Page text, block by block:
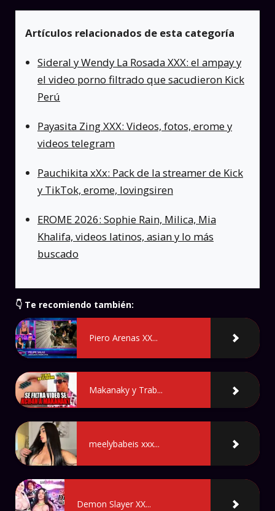
Artículos relacionados de esta categoría
Sideral y Wendy La Rosada XXX: el ampay y
el video porno filtrado que sacudieron Kick
Perú
Payasita Zing XXX: Videos, fotos, erome y
videos telegram
Pauchikita xXx: Pack de la streamer de Kick
y TikTok, erome, lovingsiren
EROME 2026: Sophie Rain, Milica, Mia
Khalifa, videos latinos, asian y lo más
buscado
👇 Te recomiendo también:
Piero Arenas XX...
Makanaky y Trab...
meelybabeis xxx...
Demon Slayer XX...